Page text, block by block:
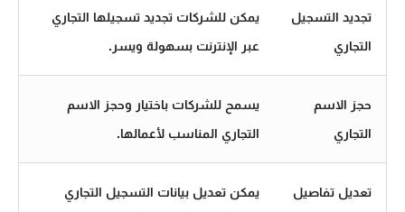
تجديد التسجيل
التجاري
يمكن للشركات تجديد تسجيلها التجاري
عبر الإنترنت بسهولة ويسر.
حجز الاسم
التجاري
يسمح للشركات باختيار وحجز الاسم
التجاري المناسب لأعمالها.
تعديل تفاصيل
يمكن تعديل بيانات التسجيل التجاري